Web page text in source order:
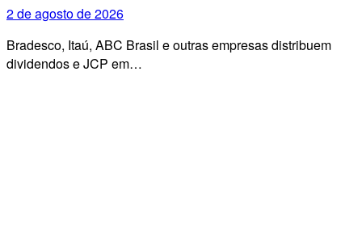
2 de agosto de 2026
Bradesco, Itaú, ABC Brasil e outras empresas distribuem
dividendos e JCP em…